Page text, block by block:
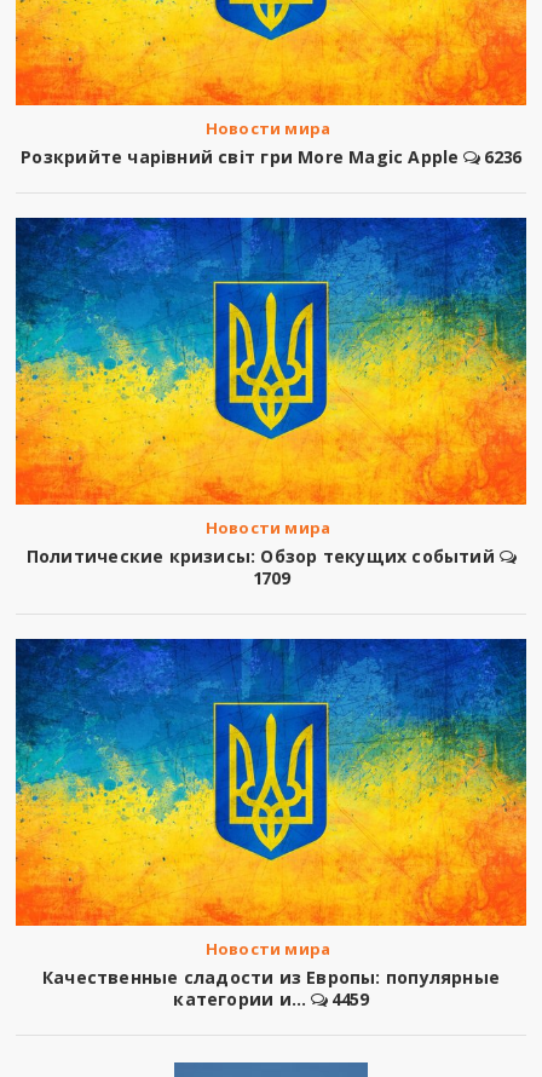
Новости мира
Розкрийте чарівний світ гри More Magic Apple 6236
Новости мира
Политические кризисы: Обзор текущих событий
1709
Новости мира
Качественные сладости из Европы: популярные
категории и...
4459